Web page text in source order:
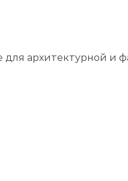
архитектурной и